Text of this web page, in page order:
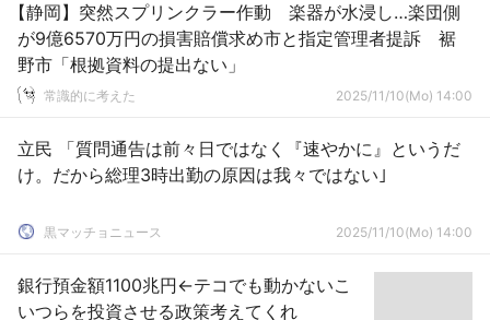
【静岡】突然スプリンクラー作動 楽器が水浸し…楽団側
が9億6570万円の損害賠償求め市と指定管理者提訴 裾
野市「根拠資料の提出ない」
常識的に考えた 2025/11/10(Mo) 14:00
立民 「質問通告は前々日ではなく『速やかに』というだ
け。だから総理3時出勤の原因は我々ではない｣
黒マッチョニュース 2025/11/10(Mo) 14:00
銀行預金額1100兆円←テコでも動かないこ
いつらを投資させる政策考えてくれ